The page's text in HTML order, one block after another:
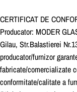
CERTIFICAT DE
Producator: MODER
Gilau, Str.Balastierei
producator/furnizor
fabricate/comercializate
conformitate/calitate a